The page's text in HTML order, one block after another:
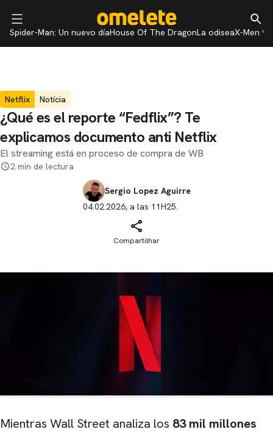
Spider-Man: Un nuevo díaHouse Of The DragonLa odiseaX-Men 97
Netflix Notícia
¿Qué es el reporte “Fedflix”? Te
explicamos documento anti Netflix
El streaming está en proceso de compra de WB
2 min de lectura
Sergio Lopez Aguirre
04.02.2026, a las 11H25.
Compartilhar
Mientras Wall Street analiza los 83 mil millones